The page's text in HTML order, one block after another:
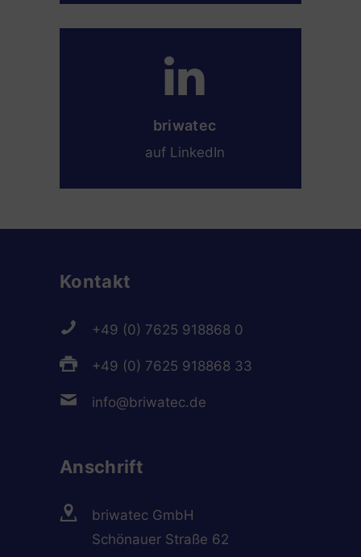
briwatec
auf LinkedIn
Kontakt
+49 (0) 7625 918868 0
+49 (0) 7625 918868 33
info@briwatec.de
Anschrift
briwatec GmbH
Schönauer Straße 62